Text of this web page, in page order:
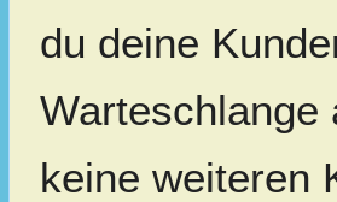
du deine
Warteschlange
keine weiteren